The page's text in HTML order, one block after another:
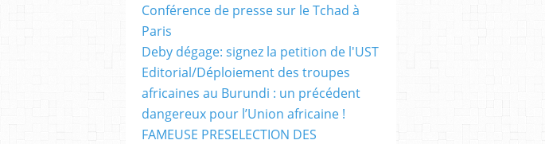
Conférence de presse sur le Tchad à
Paris
Deby dégage: signez la petition de l'UST
Editorial/Déploiement des troupes
africaines au Burundi : un précédent
dangereux pour l’Union africaine !
FAMEUSE PRESELECTION DES